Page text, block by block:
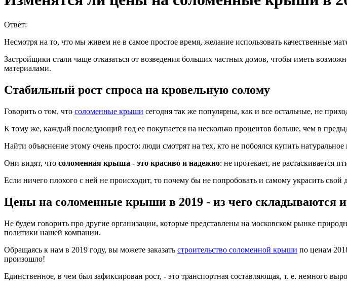
Ответ:
Несмотря на то, что мы живем не в самое простое время, желание использовать качественные
Застройщики стали чаще отказаться от возведения больших частных домов, чтобы иметь
материалами.
Стабильный рост спроса на кровельную солому
Говорить о том, что соломенные крыши сегодня так же популярны, как и все остальные, не
К тому же, каждый последующий год ее покупается на несколько процентов больше, чем в
Найти объяснение этому очень просто: люди смотрят на тех, кто не побоялся купить
Они видят, что соломенная крыша - это красиво и надежно: не протекает, не растаскивается
Если ничего плохого с ней не происходит, то почему бы не попробовать и самому украсить
Цены на соломенные крыши в 2019 - из чего складываются
Не будем говорить про другие организации, которые представлены на московском рынке
политики нашей компании.
Обращаясь к нам в 2019 году, вы можете заказать строительство соломенной крыши по ценам
произошло!
Единственное, в чем был зафиксирован рост, - это транспортная составляющая, т. е. немного